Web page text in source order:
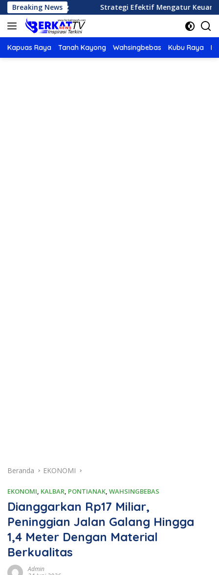
Langsung
ke
konten
Breaking NewsStrategi Efektif Mengatur Keuangan Keluarga
Kapuas Raya Tanah Kayong Wahsingbebas Kubu Raya
Beranda EKONOMI
EKONOMI, KALBAR, PONTIANAK, WAHSINGBEBAS
Dianggarkan Rp17 Miliar,
Peninggian Jalan Galang Hingga
1,4 Meter Dengan Material
Berkualitas
Admin